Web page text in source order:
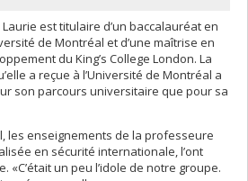
est titulaire d’un baccalauréat en
de Montréal et d’une maîtrise en
du King’s College London. La
a reçue à l’Université de Montréal a
son parcours universitaire que pour sa
les enseignements de la professeure
en sécurité internationale, l’ont
«C’était un peu l’idole de notre groupe.